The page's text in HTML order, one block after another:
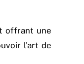
offrant une
l'art de